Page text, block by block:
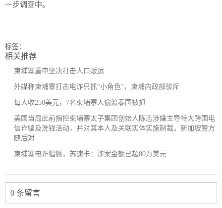
一步调查中。
标签：
相关推荐
柬埔寨重申坚决打击人口贩运
外媒称柬埔寨打击电诈只抓“小角色”，柬埔内政部驳斥
每人收250美元，7名柬埔寨人偷渡泰国被抓
美国当局此前指控柬埔寨太子集团创始人陈志涉嫌主导特大跨国电
信诈骗及洗钱活动，并对其本人及关联实体实施制裁。新加坡警方
随后对
柬埔寨电诈猖獗，苏速卡：涉案金额已超80万美元
0 条留言